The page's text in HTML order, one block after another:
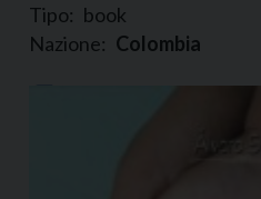
Tipo: book
Nazione: Colombia